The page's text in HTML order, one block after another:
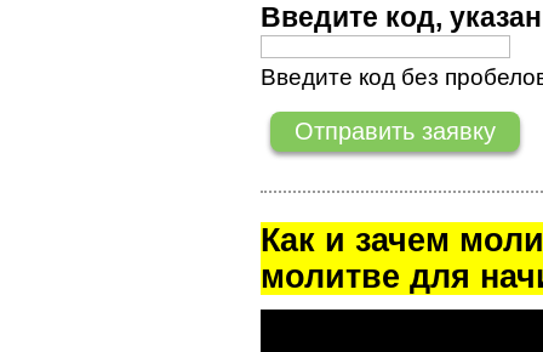
Введите код,
Введите код без
Как и зачем
молитве для